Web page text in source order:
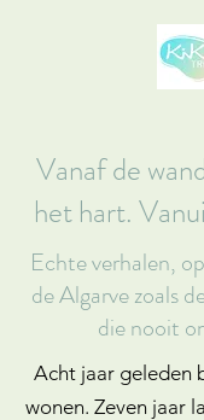
Vanaf de
het hart.
Echte verhalen,
de Algarve zoals
die nooit
Acht jaar geleden
wonen. Zeven jaar